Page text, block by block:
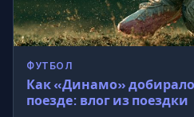
ФУТБОЛ
Как «Динамо»
поезде: влог из поездки